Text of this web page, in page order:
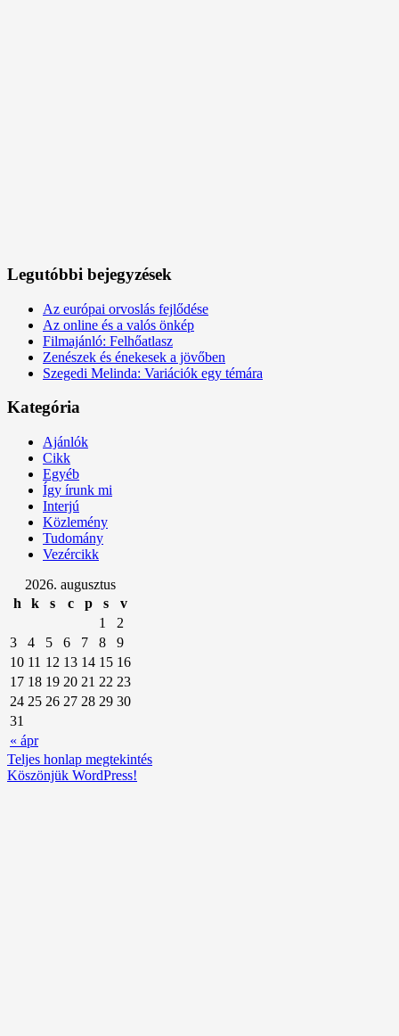
Legutóbbi bejegyzések
Az európai orvoslás fejlődése
Az online és a valós önkép
Filmajánló: Felhőatlasz
Zenészek és énekesek a jövőben
Szegedi Melinda: Variációk egy témára
Kategória
Ajánlók
Cikk
Egyéb
Így írunk mi
Interjú
Közlemény
Tudomány
Vezércikk
2026. augusztus
h
k s c p s v
« ápr
1
2
3
4 5 6 7 8
9
10 11 12 13 14 15 16
17 18 19 20 21 22 23
24 25 26 27 28 29 30
31
Teljes honlap megtekintés
Köszönjük WordPress!